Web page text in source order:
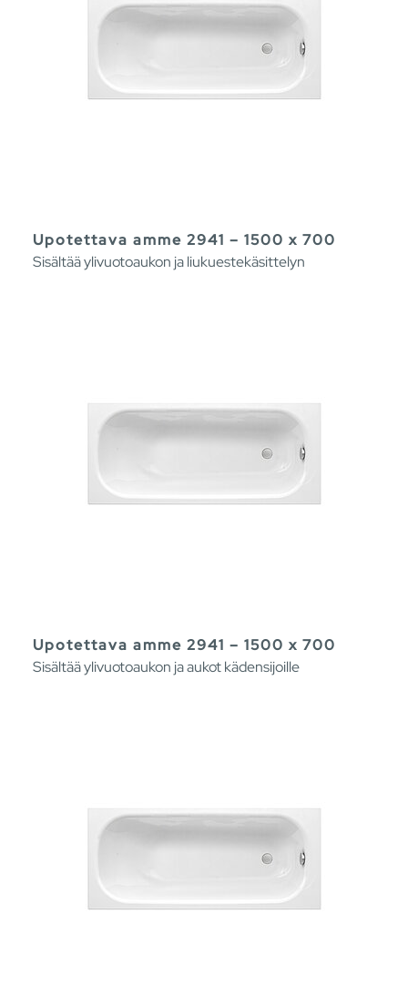
Upotettava amme 2941 – 1500 x 700
Sisältää ylivuotoaukon ja liukuestekäsittelyn
Upotettava amme 2941 – 1500 x 700
Sisältää ylivuotoaukon ja aukot kädensijoille